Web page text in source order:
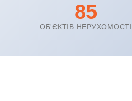
85
ОБ'ЄКТІВ НЕРУХОМОСТІ